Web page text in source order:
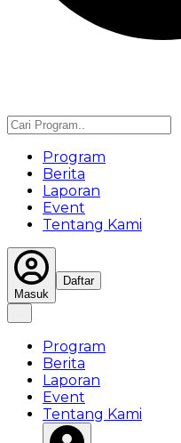
Program
Berita
Laporan
Event
Tentang Kami
Masuk
Daftar
Program
Berita
Laporan
Event
Tentang Kami